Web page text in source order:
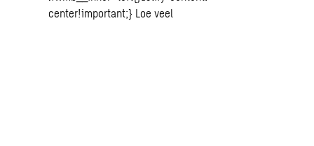
center!important;} Loe veel